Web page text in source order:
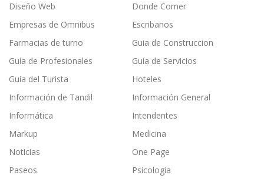
Diseño Web
Donde Comer
Empresas de Omnibus
Escribanos
Farmacias de turno
Guia de Construccion
Guía de Profesionales
Guía de Servicios
Guia del Turista
Hoteles
Información de Tandil
Información General
Informática
Intendentes
Markup
Medicina
Noticias
One Page
Paseos
Psicologia